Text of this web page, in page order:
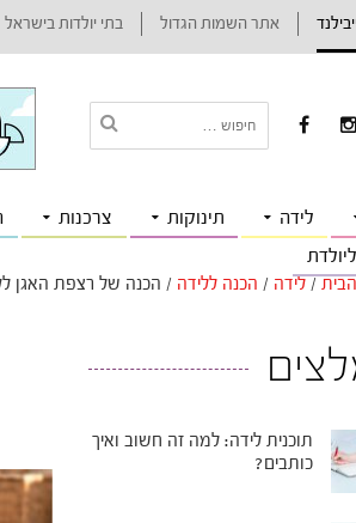
אתר השמות הגדול בתי יולדות בישראל
לידה תינוקות צרכנות
/ לידה / הכנה ללידה / הכנה של רצפת האגן
תוכנית לידה: למה זה חשוב ואיך
כותבים?